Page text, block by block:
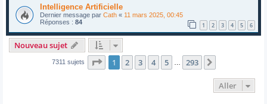
Intelligence Artificielle
Dernier message par Cath « 11 mars 2025, 00:45
Réponses : 84 1 2 3 4 5 6
Nouveau sujet
7311 sujets Page 1sur293
1 2 3 4 5 … 293
Aller